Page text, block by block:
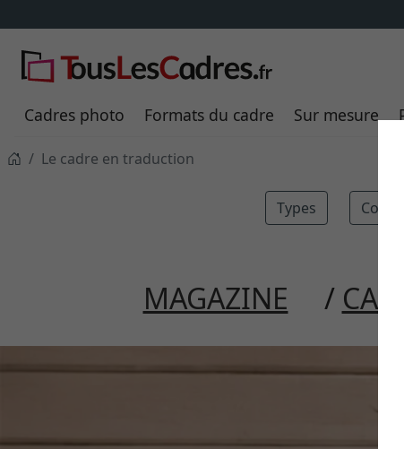
Cadres photo Formats du cadre Sur mesure
Le cadre en traduction
Types
MAGAZINE